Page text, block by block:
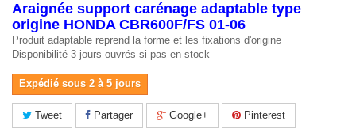
Araignée support carénage adaptable type
origine HONDA CBR600F/FS 01-06
Produit adaptable reprend la forme et les fixations d'origine
Disponibilité 3 jours ouvrés si pas en stock
Expédié sous 2 à 5 jours
Tweet Partager Google+ Pinterest